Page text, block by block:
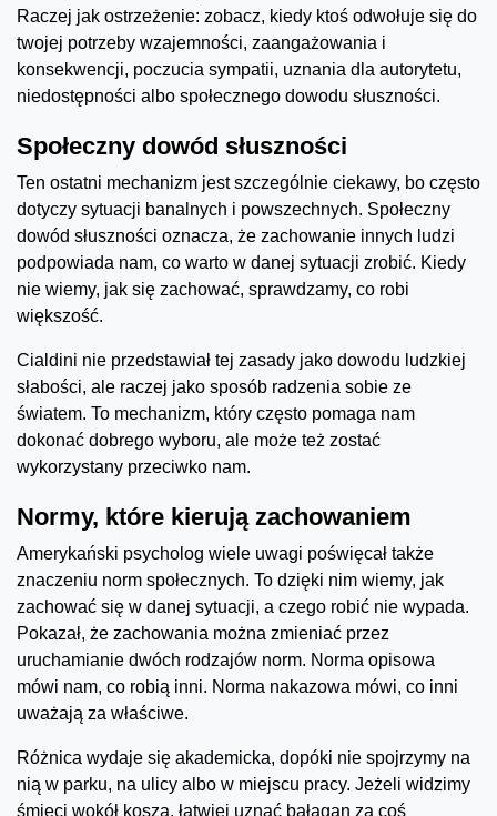
Raczej jak ostrzeżenie: zobacz, kiedy ktoś odwołuje się do
twojej potrzeby wzajemności, zaangażowania i
konsekwencji, poczucia sympatii, uznania dla autorytetu,
niedostępności albo społecznego dowodu słuszności.
Społeczny dowód słuszności
Ten ostatni mechanizm jest szczególnie ciekawy, bo często
dotyczy sytuacji banalnych i powszechnych. Społeczny
dowód słuszności oznacza, że zachowanie innych ludzi
podpowiada nam, co warto w danej sytuacji zrobić. Kiedy
nie wiemy, jak się zachować, sprawdzamy, co robi
większość.
Cialdini nie przedstawiał tej zasady jako dowodu ludzkiej
słabości, ale raczej jako sposób radzenia sobie ze
światem. To mechanizm, który często pomaga nam
dokonać dobrego wyboru, ale może też zostać
wykorzystany przeciwko nam.
Normy, które kierują zachowaniem
Amerykański psycholog wiele uwagi poświęcał także
znaczeniu norm społecznych. To dzięki nim wiemy, jak
zachować się w danej sytuacji, a czego robić nie wypada.
Pokazał, że zachowania można zmieniać przez
uruchamianie dwóch rodzajów norm. Norma opisowa
mówi nam, co robią inni. Norma nakazowa mówi, co inni
uważają za właściwe.
Różnica wydaje się akademicka, dopóki nie spojrzymy na
nią w parku, na ulicy albo w miejscu pracy. Jeżeli widzimy
śmieci wokół kosza, łatwiej uznać bałagan za coś